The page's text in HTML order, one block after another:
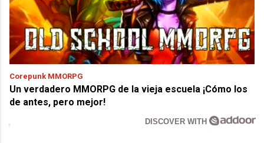
Corepunk MMORPG
Un verdadero MMORPG de la vieja escuela ¡Cómo los
de antes, pero mejor!
DISCOVER WITH